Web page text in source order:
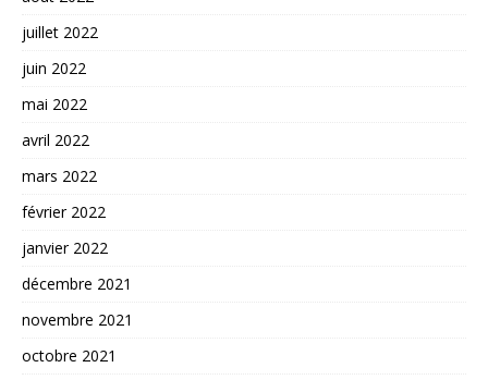
juillet 2022
juin 2022
mai 2022
avril 2022
mars 2022
février 2022
janvier 2022
décembre 2021
novembre 2021
octobre 2021